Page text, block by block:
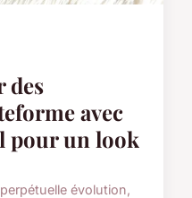
des
avec
pour un look
évolution,